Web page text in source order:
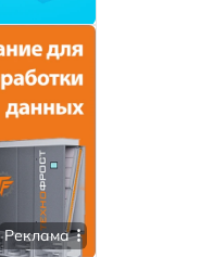
Реклама